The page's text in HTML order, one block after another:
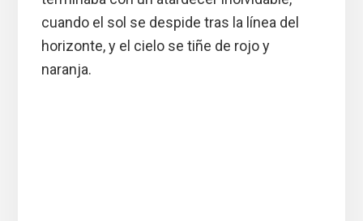
cuando el sol se despide tras la línea del
horizonte, y el cielo se tiñe de rojo y
naranja.